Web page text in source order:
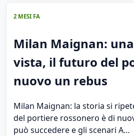
2 MESI FA
Milan Maignan:
vista, il futuro del
nuovo un rebus
Milan Maignan: la storia si
del portiere rossonero è di
può succedere e gli scenari A…